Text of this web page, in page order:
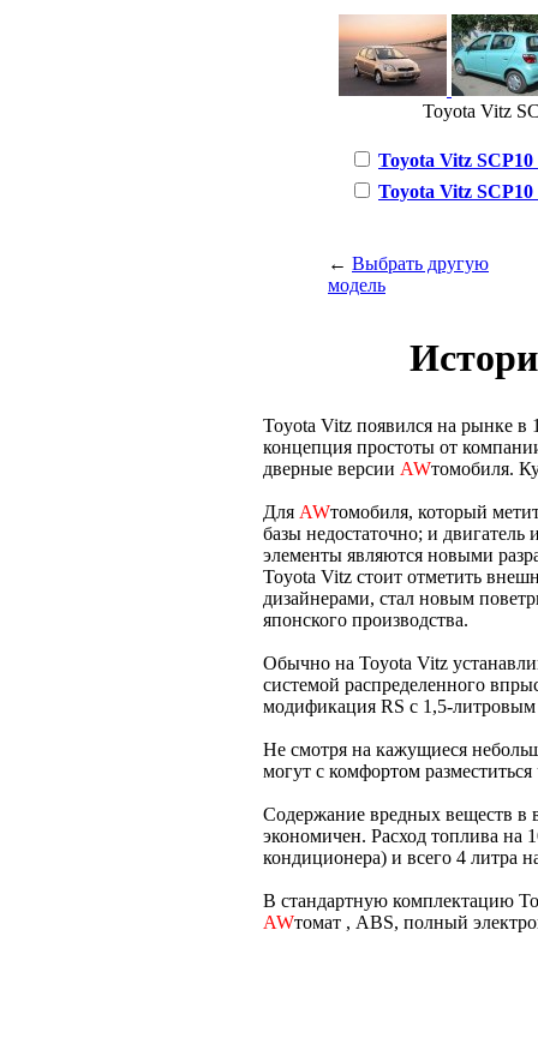
Toyota Vitz
Toyota Vitz SCP10
Toyota Vitz SCP10
← Выбрать другую
модель
Toyota Vitz появился на рынке в
концепция простоты от
дверные версии AWтомобиля.
Для AWтомобиля, который
базы недостаточно; и
элементы являются новыми
Toyota Vitz стоит отметить
дизайнерами, стал новым
японского производства.
Обычно на Toyota Vitz
системой распределенного
модификация RS с 1,5-
Не смотря на кажущиеся
могут с комфортом
Содержание вредных веществ
экономичен. Расход топлива на
кондиционера) и всего 4 литра
В стандартную комплектацию
AWтомат , ABS, полный